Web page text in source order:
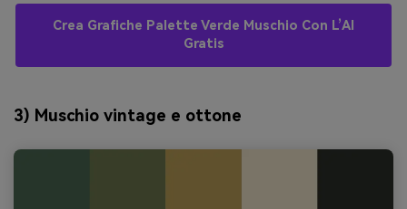
Crea Grafiche Palette Verde Muschio Con L’AI
Gratis
3) Muschio vintage e ottone